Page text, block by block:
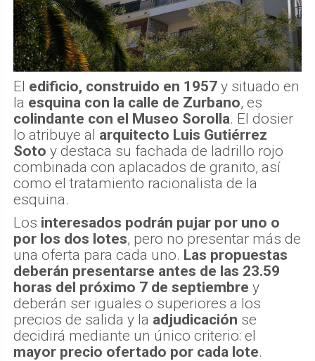
El edificio, construido en 1957 y situado en
la esquina con la calle de Zurbano, es
colindante con el Museo Sorolla. El dosier
lo atribuye al arquitecto Luis Gutiérrez
Soto y destaca su fachada de ladrillo rojo
combinada con aplacados de granito, así
como el tratamiento racionalista de la
esquina.
Los interesados podrán pujar por uno o
por los dos lotes, pero no presentar más de
una oferta para cada uno. Las propuestas
deberán presentarse antes de las 23.59
horas del próximo 7 de septiembre y
deberán ser iguales o superiores a los
precios de salida y la adjudicación se
decidirá mediante un único criterio: el
mayor precio ofertado por cada lote.